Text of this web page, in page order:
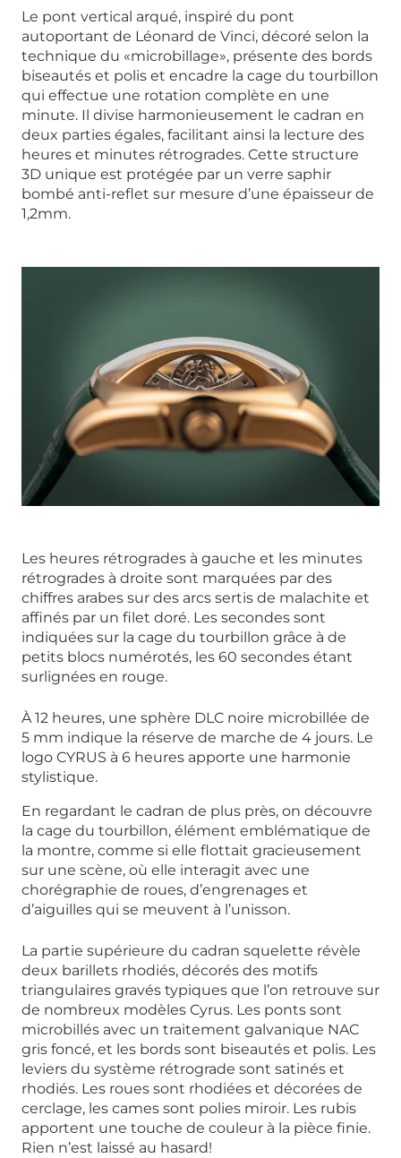
Le pont vertical arqué, inspiré du pont
autoportant de Léonard de Vinci, décoré selon la
technique du «microbillage», présente des bords
biseautés et polis et encadre la cage du tourbillon
qui effectue une rotation complète en une
minute. Il divise harmonieusement le cadran en
deux parties égales, facilitant ainsi la lecture des
heures et minutes rétrogrades. Cette structure
3D unique est protégée par un verre saphir
bombé anti-reflet sur mesure d’une épaisseur de
1,2mm.
Les heures rétrogrades à gauche et les minutes
rétrogrades à droite sont marquées par des
chiffres arabes sur des arcs sertis de malachite et
affinés par un filet doré. Les secondes sont
indiquées sur la cage du tourbillon grâce à de
petits blocs numérotés, les 60 secondes étant
surlignées en rouge.
À 12 heures, une sphère DLC noire microbillée de
5 mm indique la réserve de marche de 4 jours. Le
logo CYRUS à 6 heures apporte une harmonie
stylistique.
En regardant le cadran de plus près, on découvre
la cage du tourbillon, élément emblématique de
la montre, comme si elle flottait gracieusement
sur une scène, où elle interagit avec une
chorégraphie de roues, d’engrenages et
d’aiguilles qui se meuvent à l’unisson.
La partie supérieure du cadran squelette révèle
deux barillets rhodiés, décorés des motifs
triangulaires gravés typiques que l’on retrouve sur
de nombreux modèles Cyrus. Les ponts sont
microbillés avec un traitement galvanique NAC
gris foncé, et les bords sont biseautés et polis. Les
leviers du système rétrograde sont satinés et
rhodiés. Les roues sont rhodiées et décorées de
cerclage, les cames sont polies miroir. Les rubis
apportent une touche de couleur à la pièce finie.
Rien n’est laissé au hasard!